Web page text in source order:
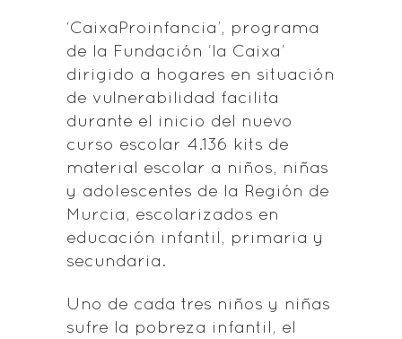
‘CaixaProinfancia’, programa
de la Fundación ‘la Caixa’
dirigido a hogares en situación
de vulnerabilidad facilita
durante el inicio del nuevo
curso escolar 4.136 kits de
material escolar a niños, niñas
y adolescentes de la Región de
Murcia, escolarizados en
educación infantil, primaria y
secundaria.
Uno de cada tres niños y niñas
sufre la pobreza infantil, el